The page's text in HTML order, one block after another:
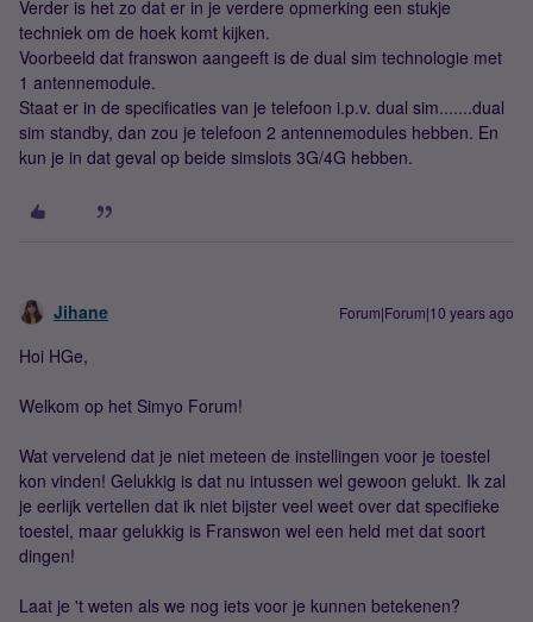
Verder is het zo dat er in je verdere opmerking een stukje
techniek om de hoek komt kijken.
Voorbeeld dat franswon aangeeft is de dual sim technologie met
1 antennemodule.
Staat er in de specificaties van je telefoon i.p.v. dual sim.......dual
sim standby, dan zou je telefoon 2 antennemodules hebben. En
kun je in dat geval op beide simslots 3G/4G hebben.
Jihane Forum|Forum|10 years ago
Hoi HGe,
Welkom op het Simyo Forum!
Wat vervelend dat je niet meteen de instellingen voor je toestel
kon vinden! Gelukkig is dat nu intussen wel gewoon gelukt. Ik zal
je eerlijk vertellen dat ik niet bijster veel weet over dat specifieke
toestel, maar gelukkig is Franswon wel een held met dat soort
dingen!
Laat je 't weten als we nog iets voor je kunnen betekenen?